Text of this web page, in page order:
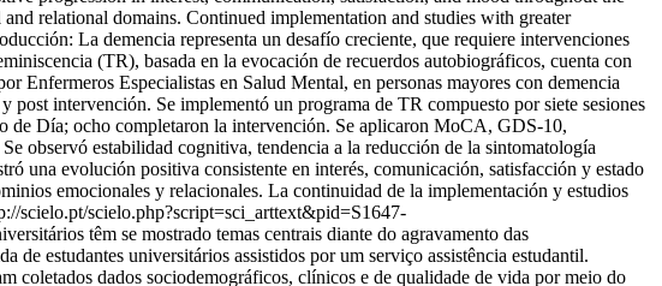
relational domains. Continued implementation and studies with greater
La demencia representa un desafío creciente, que requiere intervenciones
(TR), basada en la evocación de recuerdos autobiográficos, cuenta con
Enfermeros Especialistas en Salud Mental, en personas mayores con demencia
intervención. Se implementó un programa de TR compuesto por siete sesiones
de Día; ocho completaron la intervención. Se aplicaron MoCA, GDS-10,
observó estabilidad cognitiva, tendencia a la reducción de la sintomatología
una evolución positiva consistente en interés, comunicación, satisfacción y estado
emocionales y relacionales. La continuidad de la implementación y estudios
scielo.pt/scielo.php?script=sci_arttext&pid=S1647-
têm se mostrado temas centrais diante do agravamento das
estudantes universitários assistidos por um serviço assistência estudantil.
coletados dados sociodemográficos, clínicos e de qualidade de vida por meio do